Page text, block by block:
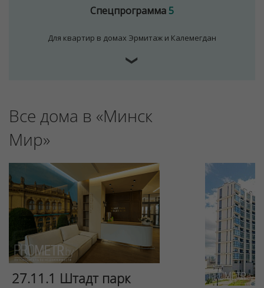
Спецпрограмма5
Для квартир в домах Эрмитаж и Калемегдан
❯
Все дома в «Минск
Мир»
27.11.1 Штадт парк
Для обеспечения удобства пользователей сайта
используются cookies
Отклонить